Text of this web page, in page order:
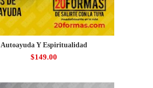
Autoayuda Y Espiritualidad
$149.00